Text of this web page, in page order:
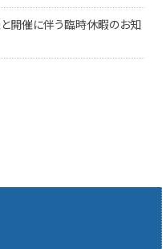
開催に伴う臨時休暇のお知